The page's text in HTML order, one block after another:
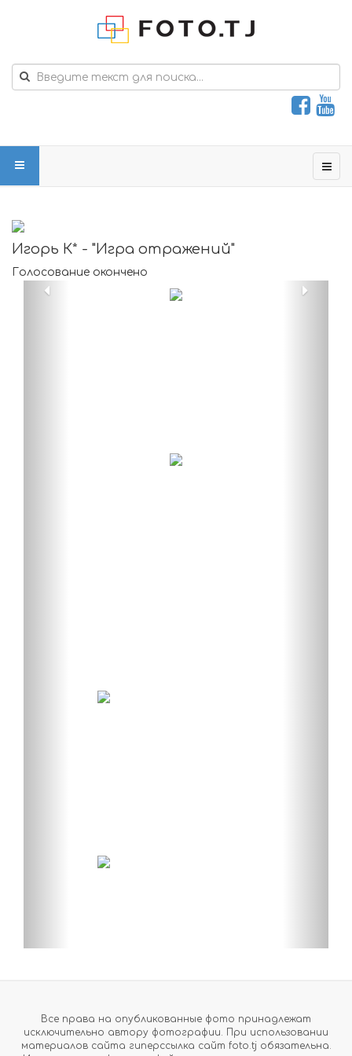
Игорь К* - "Игра отражений"
Голосование окончено
Все права на опубликованные фото принадлежат
исключительно автору фотографии. При использовании
материалов сайта гиперссылка сайт foto.tj обязательна.